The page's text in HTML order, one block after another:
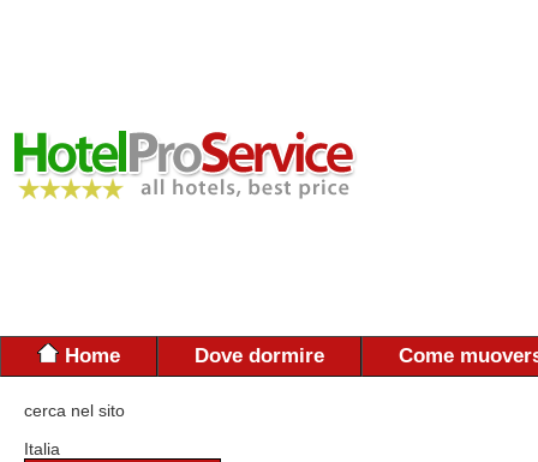
Home Dove dormire Come
cerca nel sito
Italia